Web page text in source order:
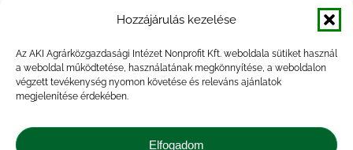
Hozzájárulás kezelése
Az AKI Agrárközgazdasági Intézet Nonprofit Kft. weboldala sütiket használ
a weboldal működtetése, használatának megkönnyítése, a weboldalon
végzett tevékenység nyomon követése és releváns ajánlatok
megjelenítése érdekében.
Elfogadom
InterPIG és Pig Network zárt körű
konferencia Iowában